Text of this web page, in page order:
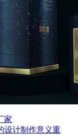
家
设计制作意义重